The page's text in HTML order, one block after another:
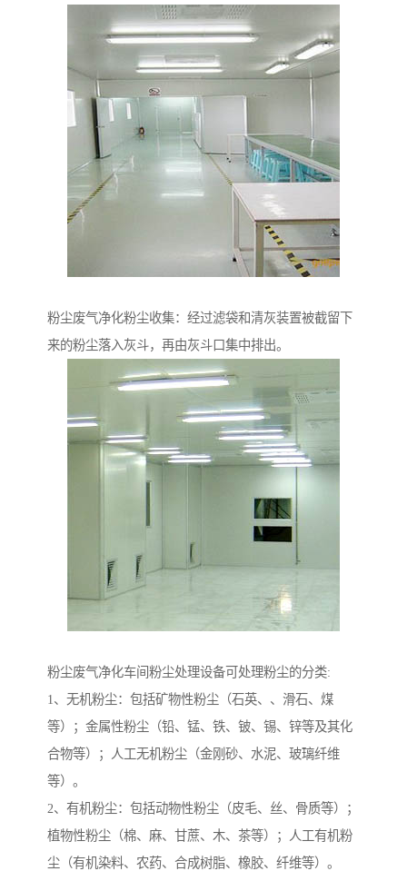
粉尘废气净化粉尘收集：经过滤袋和清灰装置被截留下
来的粉尘落入灰斗，再由灰斗口集中排出。
粉尘废气净化车间粉尘处理设备可处理粉尘的分类:
1、无机粉尘：包括矿物性粉尘（石英、、滑石、煤
等）；金属性粉尘（铅、锰、铁、铍、锡、锌等及其化
合物等）；人工无机粉尘（金刚砂、水泥、玻璃纤维
等）。
2、有机粉尘：包括动物性粉尘（皮毛、丝、骨质等）；
植物性粉尘（棉、麻、甘蔗、木、茶等）；人工有机粉
尘（有机染料、农药、合成树脂、橡胶、纤维等）。